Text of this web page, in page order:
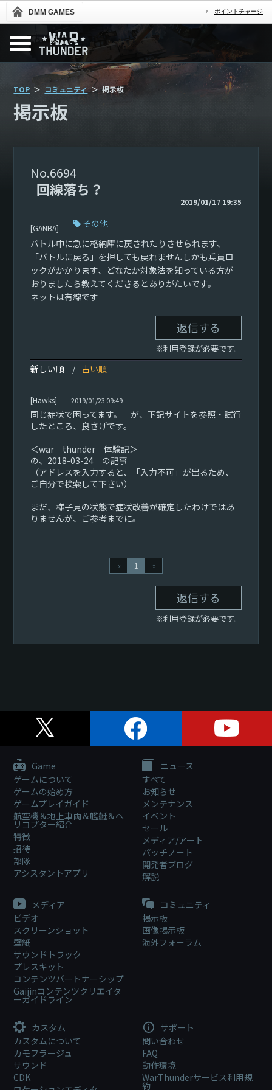
DMM GAMES ポイントチャージ
TOP コミュニティ 掲示板
掲示板
6694
回線落ち？
2019/01/17 19:35
[GANBA]
その他
バトル中に急に格納庫に戻されたりさせられます、
「バトルに戻る」を押しても戻れませんしかも乗員ロ
ックがかかります、どなたか対象法を知っている方が
おりましたら教えてくださるとありがたいです。
ネットは有線です
返信する
※利用登録が必要です。
新しい順 古い順
[Hawks] 2019/01/23 09:49
同じ症状で困ってます。 が、下記サイトを参照・試行
したところ、良さげです。
＜war thunder 体験記＞
の、2018-03-24 の記事
（アドレスを入力すると、「入力不可」が出るため、
ご自分で検索して下さい）
まだ、様子見の状態で症状改善が確定したわけではあ
りませんが、ご参考までに。
« 1 »
返信する
※利用登録が必要です。
Game
ゲームについて
ゲームの始め方
ゲームプレイガイド
航空機＆地上車両＆艦艇＆ヘ
リコプター紹介
特徴
招待
部隊
アシスタントアプリ
ニュース
すべて
お知らせ
メンテナンス
イベント
セール
メディア/アート
パッチノート
開発者ブログ
解説
メディア
ビデオ
スクリーンショット
壁紙
サウンドトラック
プレスキット
コンテンツパートナーシップ
Gaijinコンテンツクリエイタ
ーガイドライン
コミュニティ
掲示板
画像掲示板
海外フォーラム
カスタム
カスタムについて
カモフラージュ
サウンド
CDK
サポート
問い合わせ
FAQ
動作環境
WarThunderサービス利用規
約